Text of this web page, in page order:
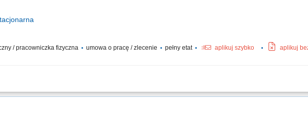
/ pracowniczka fizyczna umowa o pracę / zlecenie pełny etat aplikuj szybko aplikuj
budynkowych: elektrycznych, wentylacyjnych, klimatyzacyjnych i wodnych. Regularne przeglądy oraz